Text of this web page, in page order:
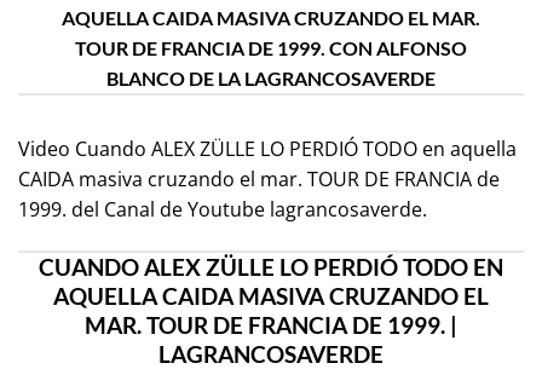
AQUELLA CAIDA MASIVA CRUZANDO EL MAR.
TOUR DE FRANCIA DE 1999. CON ALFONSO
BLANCO DE LA LAGRANCOSAVERDE
Video Cuando ALEX ZÜLLE LO PERDIÓ TODO en aquella
CAIDA masiva cruzando el mar. TOUR DE FRANCIA de
1999. del Canal de Youtube lagrancosaverde.
CUANDO ALEX ZÜLLE LO PERDIÓ TODO EN
AQUELLA CAIDA MASIVA CRUZANDO EL
MAR. TOUR DE FRANCIA DE 1999. |
LAGRANCOSAVERDE